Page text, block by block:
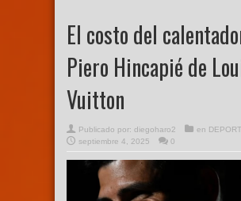
El costo del
Piero Hincapié de
Vuitton
Publicado por: diegoharo2 en
septiembre 4, 2025
0